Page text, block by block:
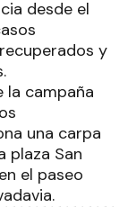
desde el
y
la campaña
una carpa
plaza San
el paseo